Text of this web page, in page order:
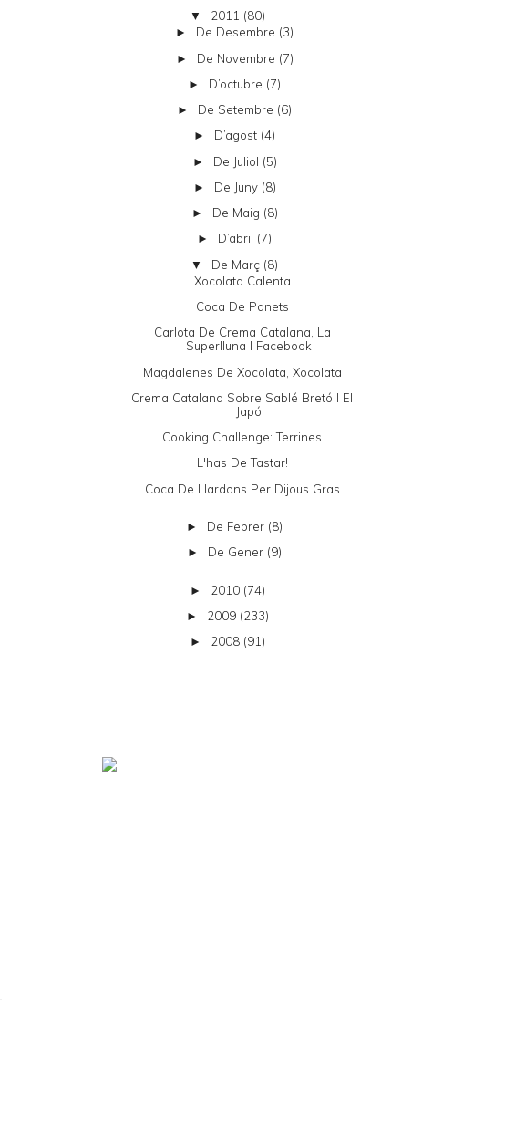
▼ 2011 (80)
► De Desembre (3)
► De Novembre (7)
► D’octubre (7)
► De Setembre (6)
► D’agost (4)
► De Juliol (5)
► De Juny (8)
► De Maig (8)
► D’abril (7)
▼ De Març (8)
Xocolata Calenta
Coca De Panets
Carlota De Crema Catalana, La
Superlluna I Facebook
Magdalenes De Xocolata, Xocolata
Crema Catalana Sobre Sablé Bretó I El
Japó
Cooking Challenge: Terrines
L'has De Tastar!
Coca De Llardons Per Dijous Gras
► De Febrer (8)
► De Gener (9)
► 2010 (74)
► 2009 (233)
► 2008 (91)